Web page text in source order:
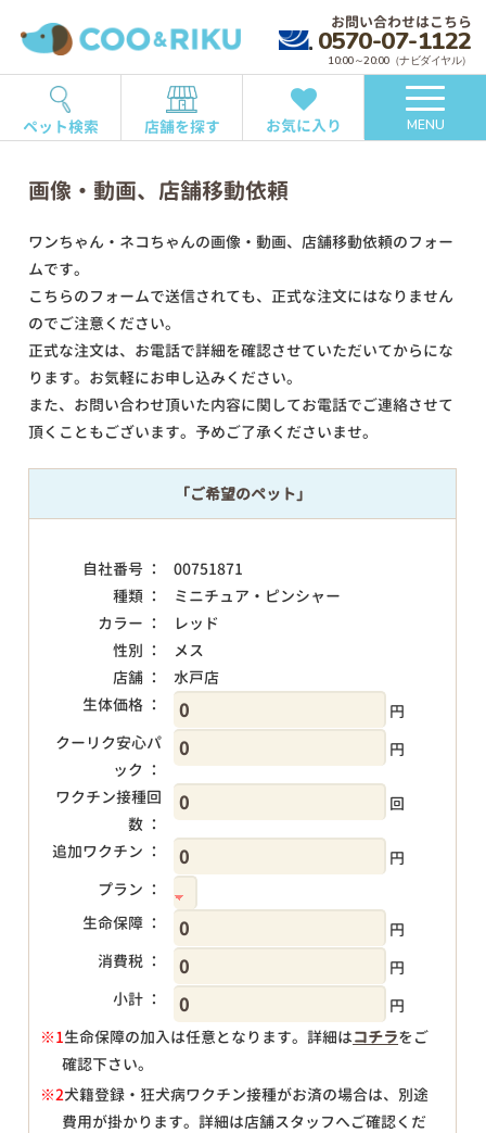
お問い合わせはこちら
0570-07-1122
10:00～20:00（ナビダイヤル）
ペット検索 店舗を探す お気に入り MENU
画像・動画、店舗移動依頼
ワンちゃん・ネコちゃんの画像・動画、店舗移動依頼のフォー
ムです。
こちらのフォームで送信されても、正式な注文にはなりません
のでご注意ください。
正式な注文は、お電話で詳細を確認させていただいてからにな
ります。お気軽にお申し込みください。
また、お問い合わせ頂いた内容に関してお電話でご連絡させて
頂くこともございます。予めご了承くださいませ。
「ご希望のペット」
自社番号 ：
00751871
種類 ：
ミニチュア・ピンシャー
カラー ：
レッド
性別 ：
メス
店舗 ：
水戸店
生体価格 ：
円
クーリク安心パ
ック ：
円
ワクチン接種回
数 ：
回
追加ワクチン ：
円
プラン ：
生命保障 ：
円
消費税 ：
円
小計 ：
円
※1生命保障の加入は任意となります。詳細はコチラをご
確認下さい。
※2犬籍登録・狂犬病ワクチン接種がお済の場合は、別途
費用が掛かります。詳細は店舗スタッフへご確認くだ